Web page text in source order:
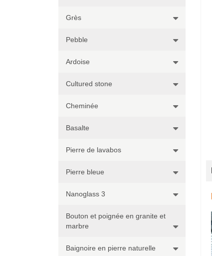
Grès
Pebble
Ardoise
Cultured stone
Cheminée
Basalte
Pierre de lavabos
Pierre bleue
Nanoglass 3
Bouton et poignée en granite et
marbre
Baignoire en pierre naturelle